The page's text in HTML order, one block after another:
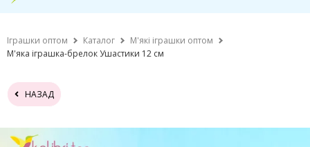
Іграшки оптом Каталог
М'які іграшки оптом
М'яка іграшка-брелок Ушастики 12 см
НАЗАД